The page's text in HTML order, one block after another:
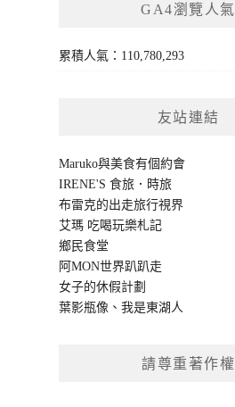
GA4瀏覽人氣
累積人氣：110,780,293
友站連結
Maruko與美食有個約會
IRENE'S 食旅．時旅
布雷克的出走旅行視界
艾瑪 吃喝玩樂札記
鄉民食堂
阿MON世界趴趴走
女子的休假計劃
葉影瓶像 、我是東湖人
請尊重著作權